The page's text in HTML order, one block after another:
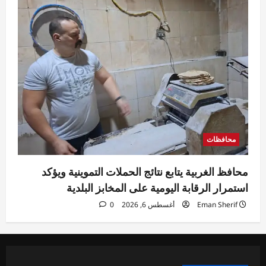
محافظات
محافظ الغربية يتابع نتائج الحملات التموينية ويؤكد
استمرار الرقابة اليومية على المخابز البلدية
Eman Sherif أغسطس 6, 2026 0